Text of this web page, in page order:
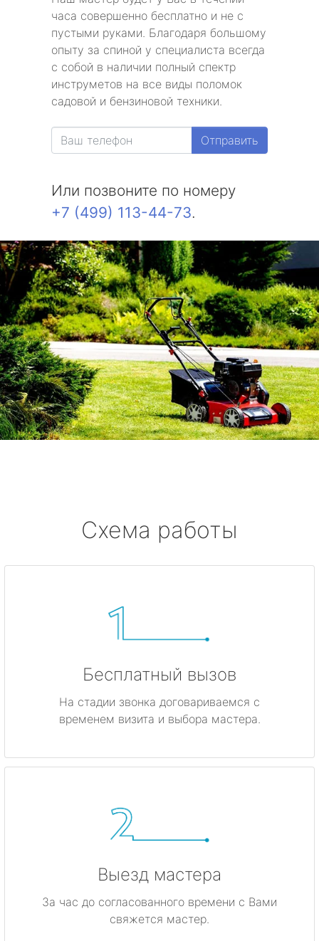
часа совершенно бесплатно и не с
пустыми руками. Благодаря большому
опыту за спиной у специалиста всегда
с собой в наличии полный спектр
инструметов на все виды поломок
садовой и бензиновой техники.
Отправить
Или позвоните по номеру
+7 (499) 113-44-73.
Схема работы
Бесплатный вызов
На стадии звонка договариваемся с
временем визита и выбора мастера.
Выезд мастера
За час до согласованного времени с Вами
свяжется мастер.